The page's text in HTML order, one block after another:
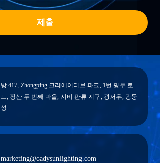
제출
방 417, Zhongping 크리에이티브 파크, 1번 핑두 로
드, 핑산 두 번째 마을, 시비 판류 지구, 광저우, 광둥
성
marketing@cadysunlighting.com